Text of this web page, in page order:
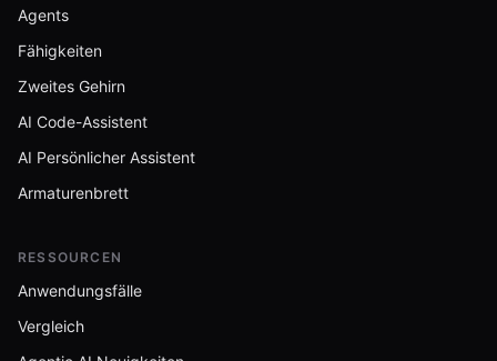
Agents
Fähigkeiten
Zweites Gehirn
AI Code-Assistent
AI Persönlicher Assistent
Armaturenbrett
RESSOURCEN
Anwendungsfälle
Vergleich